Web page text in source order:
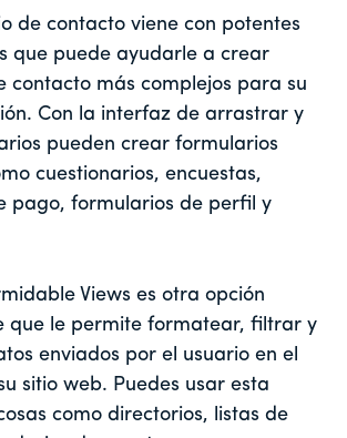
de contacto viene con potentes
que puede ayudarle a crear
contacto más complejos para su
Con la interfaz de arrastrar y
pueden crear formularios
cuestionarios, encuestas,
pago, formularios de perfil y
Views es otra opción
que le permite formatear, filtrar y
enviados por el usuario en el
sitio web. Puedes usar esta
como directorios, listas de